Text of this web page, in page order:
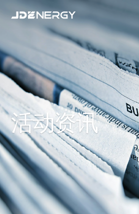
活动资讯